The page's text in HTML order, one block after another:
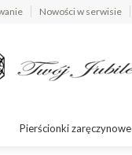
Nowości w serwisie
Pierścionki zaręczynowe